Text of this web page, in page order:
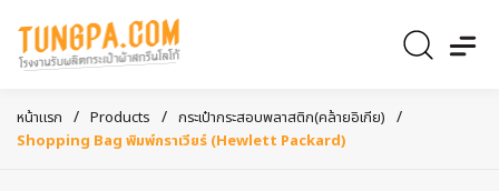
หน้าแรก / Products / กระเป๋ากระสอบพลาสติก(คล้ายอิเกีย) /
Shopping Bag พิมพ์กราเวียร์ (Hewlett Packard)